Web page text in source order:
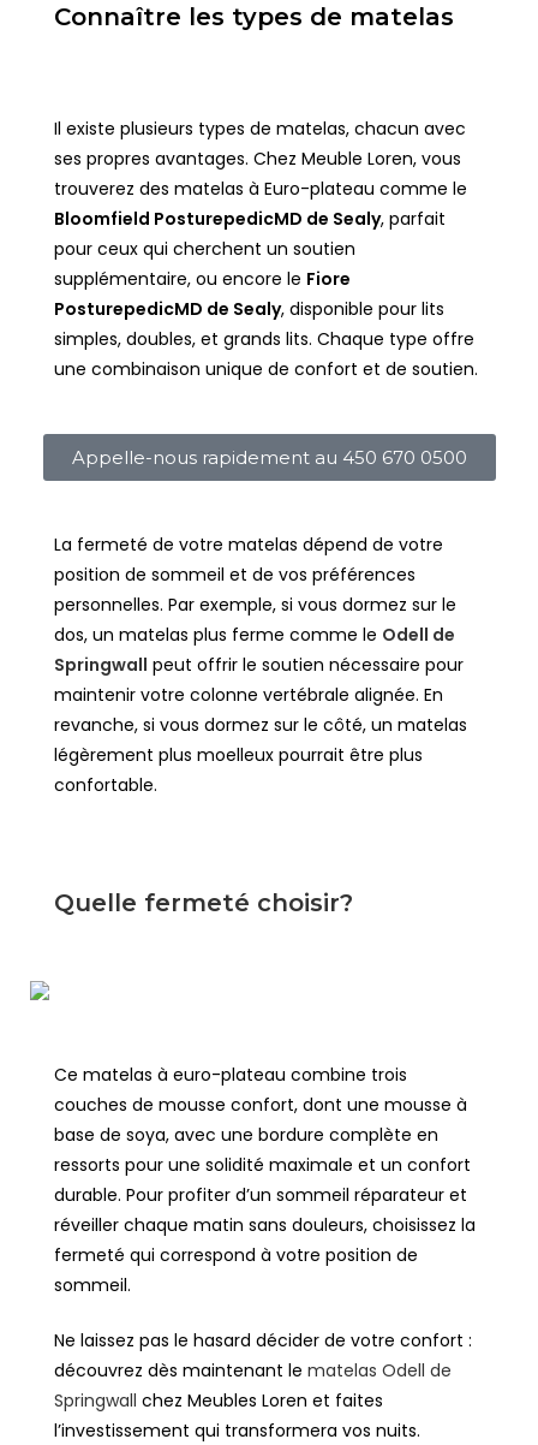
Connaître les types de matelas
Il existe plusieurs types de matelas, chacun avec
ses propres avantages. Chez Meuble Loren, vous
trouverez des matelas à Euro-plateau comme le
Bloomfield PosturepedicMD de Sealy, parfait
pour ceux qui cherchent un soutien
supplémentaire, ou encore le Fiore
PosturepedicMD de Sealy, disponible pour lits
simples, doubles, et grands lits. Chaque type offre
une combinaison unique de confort et de soutien.
Appelle-nous rapidement au 450 670 0500
La fermeté de votre matelas dépend de votre
position de sommeil et de vos préférences
personnelles. Par exemple, si vous dormez sur le
dos, un matelas plus ferme comme le Odell de
Springwall peut offrir le soutien nécessaire pour
maintenir votre colonne vertébrale alignée. En
revanche, si vous dormez sur le côté, un matelas
légèrement plus moelleux pourrait être plus
confortable.
Quelle fermeté choisir?
Ce matelas à euro-plateau combine trois
couches de mousse confort, dont une mousse à
base de soya, avec une bordure complète en
ressorts pour une solidité maximale et un confort
durable. Pour profiter d’un sommeil réparateur et
réveiller chaque matin sans douleurs, choisissez la
fermeté qui correspond à votre position de
sommeil.
Ne laissez pas le hasard décider de votre confort :
découvrez dès maintenant le matelas Odell de
Springwall chez Meubles Loren et faites
l’investissement qui transformera vos nuits.